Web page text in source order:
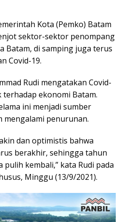
Kota (Pemko) Batam
sektor-sektor penompang
Batam, di samping juga terus
Covid-19.
Rudi mengatakan Covid-
terhadap ekonomi Batam.
ini menjadi sumber
mengalami penurunan.
dan optimistis bahwa
berakhir, sehingga tahun
kembali,” kata Rudi pada
Minggu (13/9/2021).